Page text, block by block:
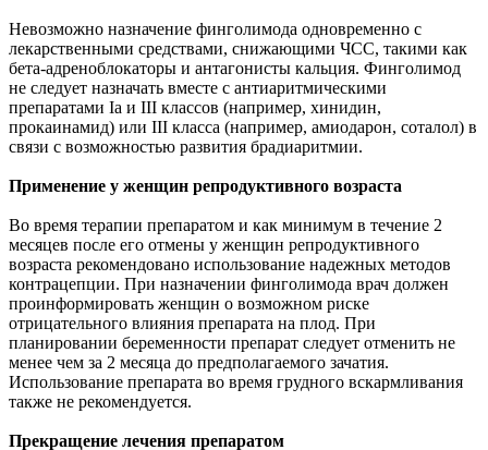
Невозможно назначение финголимода одновременно с
лекарственными средствами, снижающими ЧСС, такими как
бета-адреноблокаторы и антагонисты кальция. Финголимод
не следует назначать вместе с антиаритмическими
препаратами Ia и III классов (например, хинидин,
прокаинамид) или III класса (например, амиодарон, соталол) в
связи с возможностью развития брадиаритмии.
Применение у женщин репродуктивного возраста
Во время терапии препаратом и как минимум в течение 2
месяцев после его отмены у женщин репродуктивного
возраста рекомендовано использование надежных методов
контрацепции. При назначении финголимода врач должен
проинформировать женщин о возможном риске
отрицательного влияния препарата на плод. При
планировании беременности препарат следует отменить не
менее чем за 2 месяца до предполагаемого зачатия.
Использование препарата во время грудного вскармливания
также не рекомендуется.
Прекращение лечения препаратом